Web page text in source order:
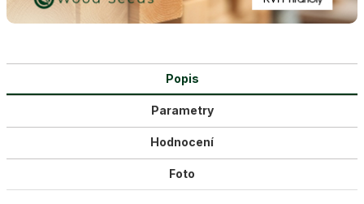
Popis
Parametry
Hodnocení
Foto